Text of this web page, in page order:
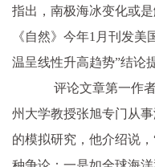
指出，南极海冰变化或
《自然》今年1月刊发
温呈线性升高趋势”结论
评论文章第一作者
州大学教授张旭专门从
的模拟研究，他介绍说